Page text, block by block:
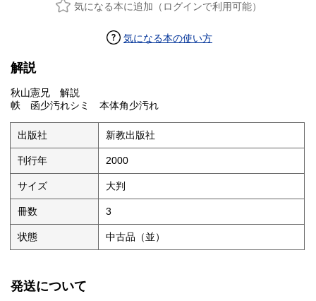
気になる本に追加（ログインで利用可能）
気になる本の使い方
解説
秋山憲兄 解説
帙 函少汚れシミ 本体角少汚れ
出版社 新教出版社
刊行年 2000
サイズ 大判
冊数 3
状態 中古品（並）
発送について